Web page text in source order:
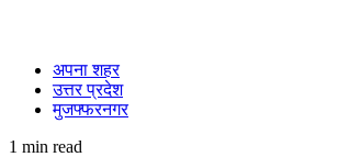
अपना शहर
उत्तर प्रदेश
मुजफ्फरनगर
1 min read